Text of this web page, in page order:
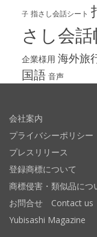
子 指さし会話シート
さし会
企業様用 海外旅
国語 音声
会社案内
プライバシーポリシー
プレスリリース
登録商標について
商標侵害・類似品につ
お問合せ Contact us
Yubisashi Magazine